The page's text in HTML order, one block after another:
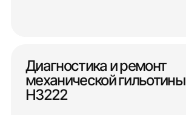
Диагностика и ремонт
механической гильотины
Н3222